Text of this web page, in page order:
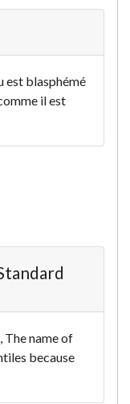
est blasphémé
il est
The name of
because